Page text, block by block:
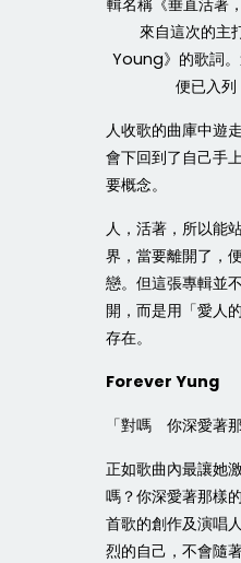
輯名稱《垂直活著
來自這次的主
Young》的歌詞
便已入列
人收歌的曲庫中遊
會下回到了自己手
要概念。
人，活著，所以能
界，當要離開了，
戀。但這張專輯並
開，而是用「愛人
存在。
Forever Yung
「對嗎 你深愛著
正如歌曲內最讓她
嗎？你深愛著那樣
首歌的創作及演唱
烈的自己，不會隨